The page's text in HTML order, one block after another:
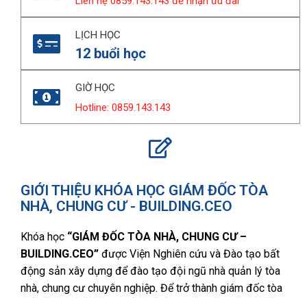
LỊCH HỌC
12 buổi học
GIỜ HỌC
Hotline: 0859.143.143
GIỚI THIỆU KHÓA HỌC GIÁM ĐỐC TÒA
NHÀ, CHUNG CƯ - BUILDING.CEO
Khóa học “GIÁM ĐỐC TÒA NHÀ, CHUNG CƯ –
BUILDING.CEO” được Viện Nghiên cứu và Đào tạo bất
động sản xây dựng để đào tạo đội ngũ nhà quản lý tòa
nhà, chung cư chuyên nghiệp. Để trở thành giám đốc tòa